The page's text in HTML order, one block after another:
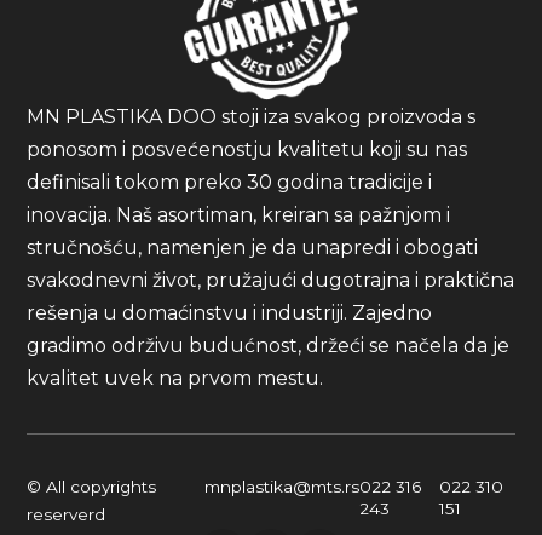
MN PLASTIKA DOO stoji iza svakog proizvoda s
ponosom i posvećenostju kvalitetu koji su nas
definisali tokom preko 30 godina tradicije i
inovacija. Naš asortiman, kreiran sa pažnjom i
stručnošću, namenjen je da unapredi i obogati
svakodnevni život, pružajući dugotrajna i praktična
rešenja u domaćinstvu i industriji. Zajedno
gradimo održivu budućnost, držeći se načela da je
kvalitet uvek na prvom mestu.
© All copyrights
reserverd
mnplastika@mts.rs022 316
243
022 310
151